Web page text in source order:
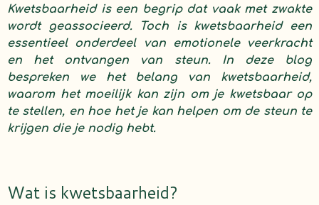
Kwetsbaarheid is een begrip dat vaak met zwakte
wordt geassocieerd. Toch is kwetsbaarheid een
essentieel onderdeel van emotionele veerkracht
en het ontvangen van steun. In deze blog
bespreken we het belang van kwetsbaarheid,
waarom het moeilijk kan zijn om je kwetsbaar op
te stellen, en hoe het je kan helpen om de steun te
krijgen die je nodig hebt.
Wat is kwetsbaarheid?